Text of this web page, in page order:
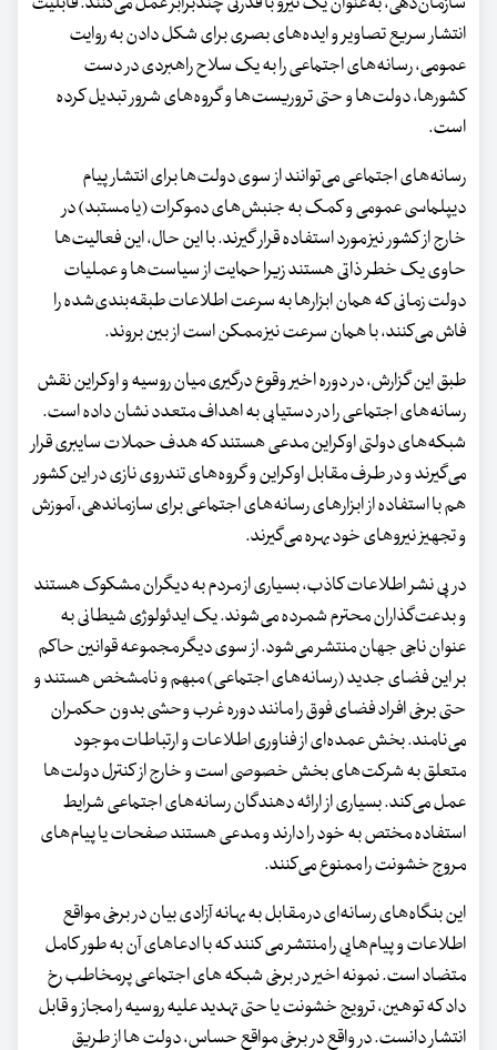
انتشار سریع تصاویر و ایده‌های بصری برای شکل دادن به روایت
عمومی، رسانه‌های اجتماعی را به یک سلاح راهبردی در دست
کشورها، دولت‌ها و حتی تروریست‌ها و گروه‌های شرور تبدیل کرده
است.
رسانه‌های اجتماعی می‌توانند از سوی دولت‌ها برای انتشار پیام
دیپلماسی عمومی و کمک به جنبش‌های دموکرات (یا مستبد) در
خارج از کشور نیز مورد استفاده قرار گیرند. با این حال، این فعالیت‌ها
حاوی یک خطر ذاتی هستند زیرا حمایت از سیاست‌ها و عملیات
دولت زمانی که همان ابزارها به سرعت اطلاعات طبقه‌بندی‌شده را
فاش می‌کنند، با همان سرعت نیز ممکن است از بین بروند.
طبق این گزارش، در دوره اخیر وقوع درگیری میان روسیه و اوکراین نقش
رسانه‌های اجتماعی را در دستیابی به اهداف متعدد نشان داده است.
شبکه‌های دولتی اوکراین مدعی هستند که هدف حملات سایبری قرار
می‌گیرند و در طرف مقابل اوکراین و گروه‌های تندروی نازی در این کشور
هم با استفاده از ابزارهای رسانه‌های اجتماعی برای سازماندهی، آموزش
و تجهیز نیروهای خود بهره می‌گیرند.
در پی نشر اطلاعات کاذب، بسیاری از مردم به دیگران مشکوک هستند
و بدعت‌گذاران محترم شمرده می‌شوند. یک ایدئولوژی شیطانی به
عنوان ناجی جهان منتشر می‌شود. از سوی دیگر مجموعه قوانین حاکم
بر این فضای جدید (رسانه‌های اجتماعی) مبهم و نامشخص هستند و
حتی برخی افراد فضای فوق را مانند دوره غرب وحشی بدون حکمران
می‌نامند. بخش عمده‌ای از فناوری اطلاعات و ارتباطات موجود
متعلق به شرکت‌های بخش خصوصی است و خارج از کنترل دولت‌ها
عمل می‌کند. بسیاری از ارائه دهندگان رسانه‌های اجتماعی شرایط
استفاده مختص به خود را دارند و مدعی هستند صفحات یا پیام‌های
مروج خشونت را ممنوع می‌کنند.
این بنگاه‌های رسانه‌ای در مقابل به بهانه آزادی بیان در برخی مواقع
اطلاعات و پیام‌هایی را منتشر می کنند که با ادعاهای آن به طور کامل
متضاد است. نمونه اخیر در برخی شبکه های اجتماعی پرمخاطب رخ
داد که توهین، ترویج خشونت یا حتی تهدید علیه روسیه را مجاز و قابل
انتشار دانست. در واقع در برخی مواقع حساس، دولت ها از طریق